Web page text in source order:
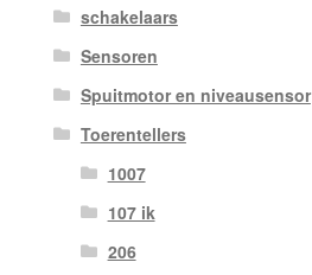
schakelaars
Sensoren
Spuitmotor en niveausensor
Toerentellers
1007
107 ik
206